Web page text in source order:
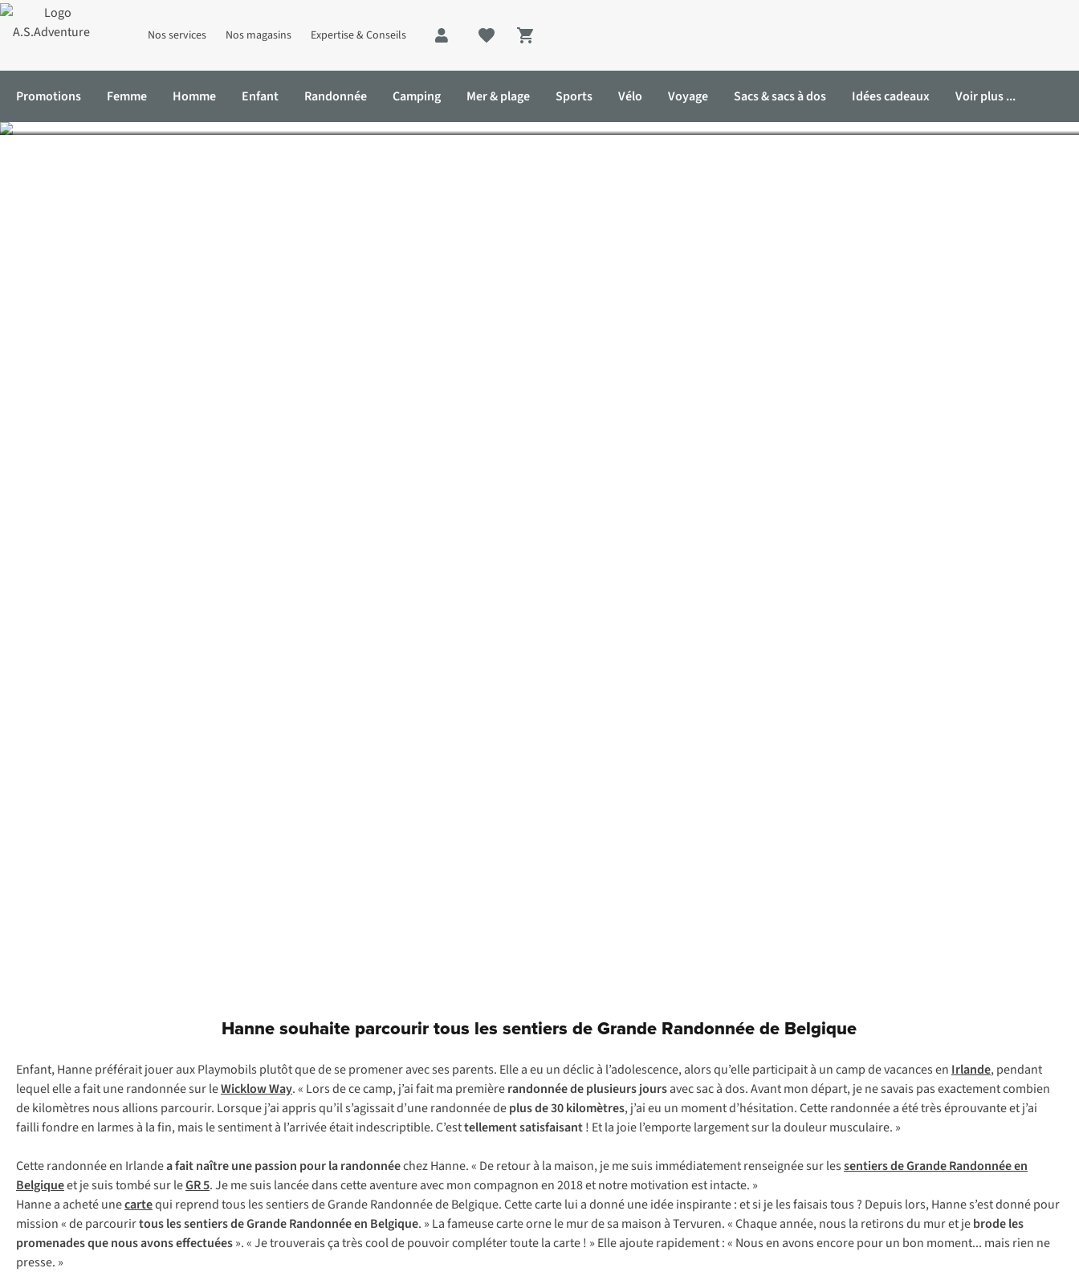
Nos services Nos magasins Expertise & Conseils
Shopping cart
Promotions Femme Homme Enfant Randonnée Camping Mer & plage Sports Vélo Voyage Sacs & sacs à dos Idées cadeaux Voir plus ...
Accueil Expertise & Conseils Hanne souhaite parcourir tous les sentiers de Grande Randonnée de Belgique
Hanne souhaite parcourir tous les sentiers de Grande Randonnée de Belgique
Enfant, Hanne préférait jouer aux Playmobils plutôt que de se promener avec ses parents. Elle a eu un déclic à l’adolescence, alors qu’elle participait à un camp de vacances en Irlande, pendant
lequel elle a fait une randonnée sur leWicklow Way. « Lors de ce camp, j’ai fait ma premièrerandonnée de plusieurs joursavec sac à dos. Avant mon départ, je ne savais pas exactement combien
de kilomètres nous allions parcourir. Lorsque j’ai appris qu’il s’agissait d’une randonnée deplus de 30 kilomètres, j’ai eu un moment d’hésitation. Cette randonnée a été très éprouvante et j’ai
failli fondre en larmes à la fin, mais le sentiment à l’arrivée était indescriptible. C’esttellement satisfaisant! Et la joie l’emporte largement sur la douleur musculaire. »
Cette randonnée en Irlandea fait naître une passion pour la randonnéechez Hanne. « De retour à la maison, je me suis immédiatement renseignée sur lessentiers de Grande Randonnée en
Belgiqueet je suis tombé sur leGR 5. Je me suis lancée dans cette aventure avec mon compagnon en 2018 et notre motivation est intacte. »
Hanne a acheté unecartequi reprend tous les sentiers de Grande Randonnée de Belgique. Cette carte lui a donné une idée inspirante : et si je les faisais tous ? Depuis lors, Hanne s’est donné pour
mission « de parcourirtous les sentiers de Grande Randonnée en Belgique. » La fameuse carte orne le mur de sa maison à Tervuren. « Chaque année, nous la retirons du mur et jebrode les
promenades que nous avons effectuées». « Je trouverais ça très cool de pouvoir compléter toute la carte ! » Elle ajoute rapidement : « Nous en avons encore pour un bon moment... mais rien ne
presse. »